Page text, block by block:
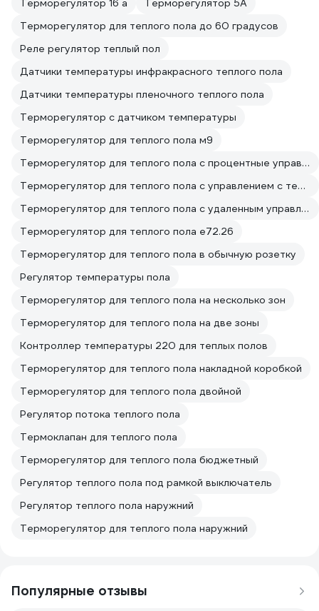
Терморегулятор 16 а
Терморегулятор 5А
Терморегулятор для теплого пола до 60 градусов
Реле регулятор теплый пол
Датчики температуры инфракрасного теплого пола
Датчики температуры пленочного теплого пола
Терморегулятор с датчиком температуры
Терморегулятор для теплого пола м9
Терморегулятор для теплого пола с процентные управлением
Терморегулятор для теплого пола с управлением с телефона
Терморегулятор для теплого пола с удаленным управлением
Терморегулятор для теплого пола е72.26
Терморегулятор для теплого пола в обычную розетку
Регулятор температуры пола
Терморегулятор для теплого пола на несколько зон
Терморегулятор для теплого пола на две зоны
Контроллер температуры 220 для теплых полов
Терморегулятор для теплого пола накладной коробкой
Терморегулятор для теплого пола двойной
Регулятор потока теплого пола
Термоклапан для теплого пола
Терморегулятор для теплого пола бюджетный
Регулятор теплого пола под рамкой выключатель
Регулятор теплого пола наружний
Терморегулятор для теплого пола наружний
Популярные отзывы